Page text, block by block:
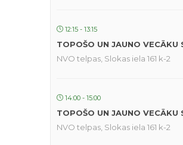
12:15 - 13:15
TOPOŠO UN JAUNO VECĀKU
NVO telpas, Slokas iela 161 k-2
14:00 - 15:00
TOPOŠO UN JAUNO VECĀKU
NVO telpas, Slokas iela 161 k-2